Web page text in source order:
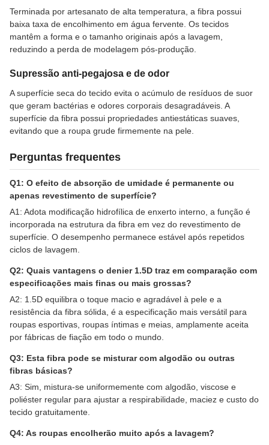
Terminada por artesanato de alta temperatura, a fibra possui
baixa taxa de encolhimento em água fervente. Os tecidos
mantêm a forma e o tamanho originais após a lavagem,
reduzindo a perda de modelagem pós-produção.
Supressão anti-pegajosa e de odor
A superfície seca do tecido evita o acúmulo de resíduos de suor
que geram bactérias e odores corporais desagradáveis. A
superfície da fibra possui propriedades antiestáticas suaves,
evitando que a roupa grude firmemente na pele.
Perguntas frequentes
Q1: O efeito de absorção de umidade é permanente ou
apenas revestimento de superfície?
A1: Adota modificação hidrofílica de enxerto interno, a função é
incorporada na estrutura da fibra em vez do revestimento de
superfície. O desempenho permanece estável após repetidos
ciclos de lavagem.
Q2: Quais vantagens o denier 1.5D traz em comparação com
especificações mais finas ou mais grossas?
A2: 1.5D equilibra o toque macio e agradável à pele e a
resistência da fibra sólida, é a especificação mais versátil para
roupas esportivas, roupas íntimas e meias, amplamente aceita
por fábricas de fiação em todo o mundo.
Q3: Esta fibra pode se misturar com algodão ou outras
fibras básicas?
A3: Sim, mistura-se uniformemente com algodão, viscose e
poliéster regular para ajustar a respirabilidade, maciez e custo do
tecido gratuitamente.
Q4: As roupas encolherão muito após a lavagem?